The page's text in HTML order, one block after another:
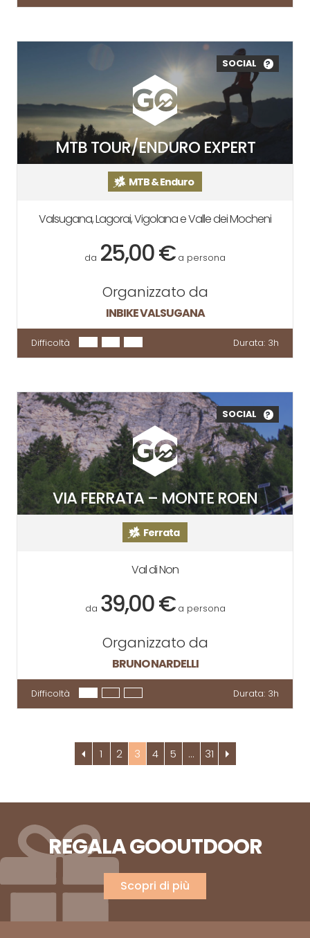
MTB TOUR/ENDURO EXPERT
SOCIAL ?
MTB & Enduro
Valsugana, Lagorai, Vigolana e Valle dei Mocheni
da 25,00 € a persona
Organizzato da
INBIKE VALSUGANA
Difficoltà Durata: 3h
VIA FERRATA – MONTE ROEN
SOCIAL ?
Ferrata
Val di Non
da 39,00 € a persona
Organizzato da
BRUNO NARDELLI
Difficoltà Durata: 3h
1 2 3 4 5 … 31
REGALA GOOUTDOOR
Scopri di più